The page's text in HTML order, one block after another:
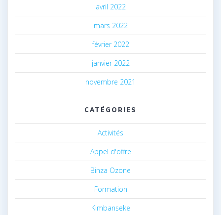
avril 2022
mars 2022
février 2022
janvier 2022
novembre 2021
CATÉGORIES
Activités
Appel d'offre
Binza Ozone
Formation
Kimbanseke